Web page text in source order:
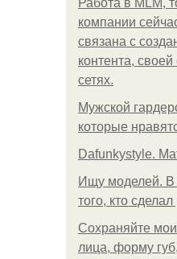
Работа в MLM,
компании
связана с
контента,
сетях.
Мужской
которые
Dafunkystyle.
Ищу моделей. В
того, кто
Сохраняйте
лица, форму